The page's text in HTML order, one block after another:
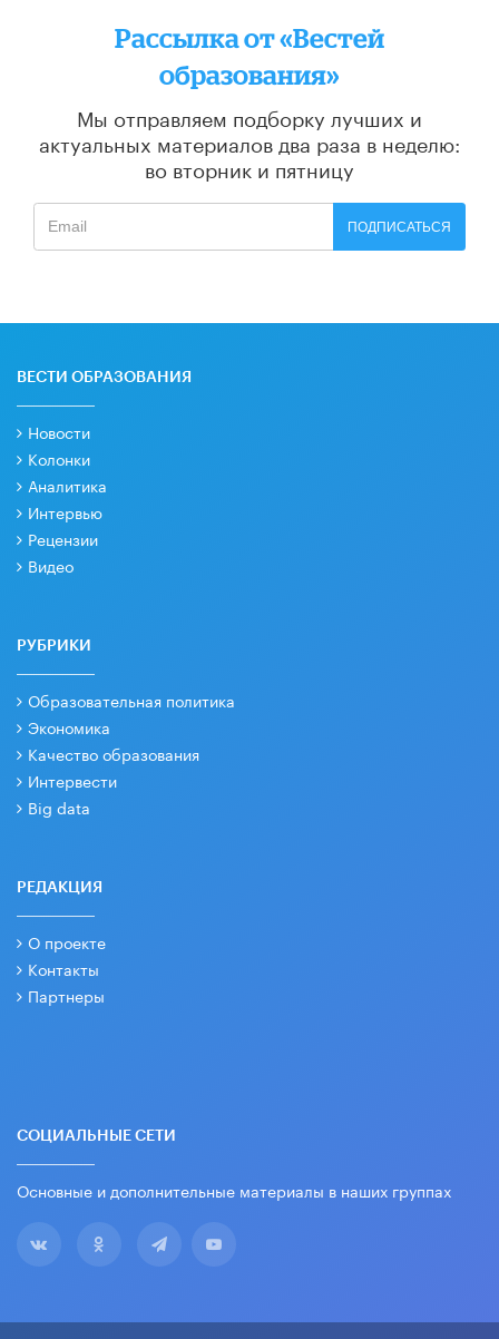
Рассылка от «Вестей
образования»
Мы отправляем подборку лучших и
актуальных материалов два раза в неделю:
во вторник и пятницу
ПОДПИСАТЬСЯ
ВЕСТИ ОБРАЗОВАНИЯ
Новости
Колонки
Аналитика
Интервью
Рецензии
Видео
РУБРИКИ
Образовательная политика
Экономика
Качество образования
Интервести
Big data
РЕДАКЦИЯ
О проекте
Контакты
Партнеры
СОЦИАЛЬНЫЕ СЕТИ
Основные и дополнительные материалы в наших группах